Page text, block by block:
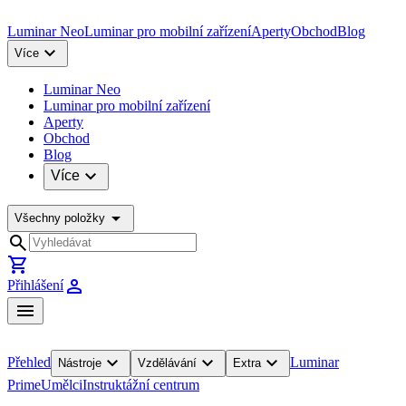
Luminar NeoLuminar pro mobilní zařízeníApertyObchodBlog
Více expand_more
Luminar Neo
Luminar pro mobilní zařízení
Aperty
Obchod
Blog
Více expand_more
Všechny položky arrow_drop_down
search
shopping_cart
Přihlášeníperson
menu
Přehled Nástroje expand_more Vzdělávání expand_more Extraexpand_more
Luminar
PrimeUmělciInstruktážní centrum